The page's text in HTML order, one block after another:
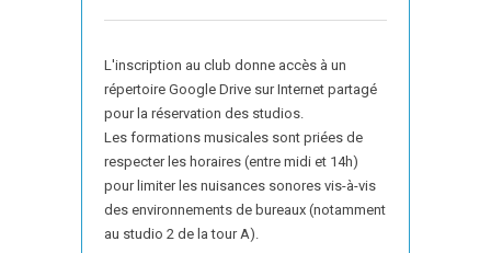
L'inscription au club donne accès à un
répertoire Google Drive sur Internet partagé
pour la réservation des studios.
Les formations musicales sont priées de
respecter les horaires (entre midi et 14h)
pour limiter les nuisances sonores vis-à-vis
des environnements de bureaux (notamment
au studio 2 de la tour A).